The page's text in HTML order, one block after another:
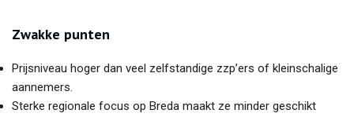
Zwakke punten
Prijsniveau hoger dan veel zelfstandige zzp’ers of kleinschalige
aannemers.
Sterke regionale focus op Breda maakt ze minder geschikt